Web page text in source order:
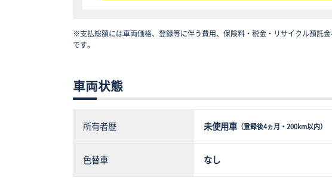
※支払総額には車両価格、登録等に伴う費用、保険料・税金・リサイクル預託
です。
車両状態
所有者歴 未使用車（登録後4ヵ月・200km以内）
色替車 なし